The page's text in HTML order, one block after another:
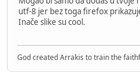
utf-8 jer bez toga firefox
Inače slike su cool.
God created Arrakis to train the